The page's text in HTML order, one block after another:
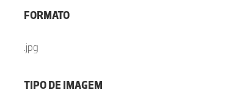
FORMATO
.jpg
TIPO DE IMAGEM